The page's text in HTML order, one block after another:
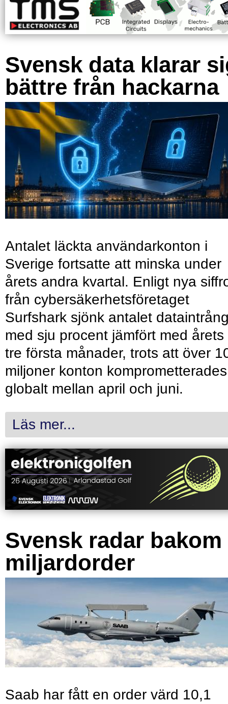
Svensk data klarar
bättre från hackarna
Antalet läckta användarkonton i
Sverige fortsatte att minska under
årets andra kvartal. Enligt nya
från cybersäkerhetsföretaget
Surfshark sjönk antalet
med sju procent jämfört med årets
tre första månader, trots att över
miljoner konton komprometterades
globalt mellan april och juni.
Läs mer...
Svensk radar bakom
miljardorder
Saab har fått en order värd 10,1